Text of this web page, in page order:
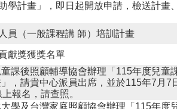
學計畫」，即日起開放申請，檢送計畫
員（一般課程講 師）培訓計畫
獻獎獲獎名單
課後照顧輔導協會辦理「115年度兒童
，請貴中心派員出席，並於115年7月7
報名，請查照。
學及台灣家庭照顧協會辦理「115年度